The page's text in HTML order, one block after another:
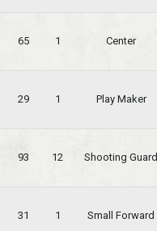
65 1 Center
29 1 Play Maker
93 12 Shooting Guard
31 1 Small Forward